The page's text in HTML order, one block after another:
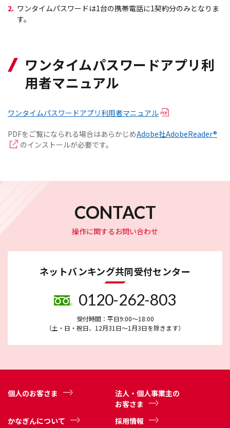
2. ワンタイムパスワードは1台の携帯電話に1契約分のみとなりま
す。
ワンタイムパスワードアプリ利
用者マニュアル
ワンタイムパスワードアプリ利用者マニュアル
PDFをご覧になられる場合はあらかじめAdobe社AdobeReader®
のインストールが必要です。
CONTACT
操作に関するお問い合わせ
ネットバンキング共同受付センター
0120-262-803
受付時間：平日9:00～18:00
（土・日・祝日、12月31日～1月3日を除きます）
個人のお客さま
法人・個人事業主の
お客さま
かなぎんについて
採用情報